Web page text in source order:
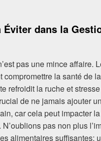
Éviter dans la
pas une mince affaire.
compromettre la santé de
refroidit la ruche et
de ne jamais ajouter
car cela peut impacter
pas non plus
alimentaires suffisantes;